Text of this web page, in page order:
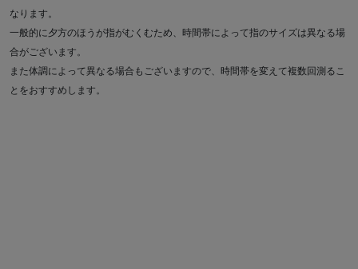
なります。
一般的に夕方のほうが指がむくむため、時間帯によって指のサイズは異なる場
合がございます。
また体調によって異なる場合もございますので、時間帯を変えて複数回測るこ
とをおすすめします。